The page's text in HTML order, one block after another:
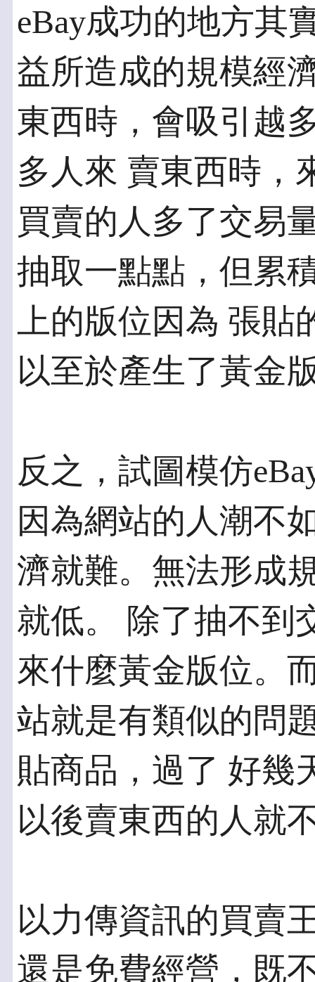
eBay成功的地方其
益所造成的規模經
東西時，會吸引越
多人來 賣東西時，
買賣的人多了交易
抽取一點點，但累
上的版位因為 張
以至於產生了黃金
反之，試圖模仿
因為網站的人潮不
濟就難。無法形成
就低。 除了抽不到
來什麼黃金版位。
站就是有類似的問
貼商品，過了 好幾
以後賣東西的人就
以力傳資訊的買賣
還是免費經營，既